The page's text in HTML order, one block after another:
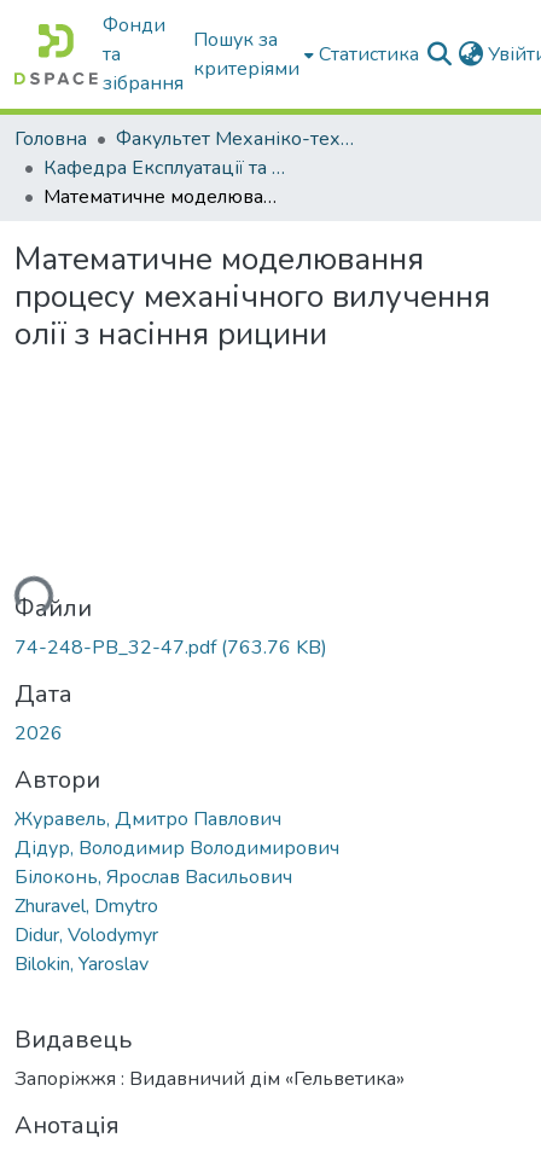
Фонди
та
зібрання
Пошук за
критеріями
Статистика
Головна
Факультет Механіко-технологічний
Кафедра Експлуатації та технічного сервісу машин
Математичне моделювання процесу механічного вилучення олії з насіння рицини
Математичне моделювання
процесу механічного вилучення
олії з насіння рицини
Файли
74-248-PB_32-47.pdf(763.76 KB)
Дата
2026
Автори
Журавель, Дмитро Павлович
Дідур, Володимир Володимирович
Білоконь, Ярослав Васильович
Zhuravel, Dmytro
Didur, Volodymyr
Bilokin, Yaroslav
Видавець
Запоріжжя : Видавничий дім «Гельветика»
Анотація